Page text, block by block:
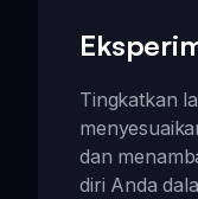
Tingkatkan
dan
diri Anda